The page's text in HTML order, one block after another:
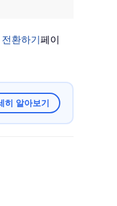
환하기페이
히 알아보기